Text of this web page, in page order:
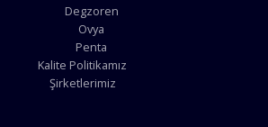
Degzoren
Ovya
Penta
Kalite Politikamız
Şirketlerimiz